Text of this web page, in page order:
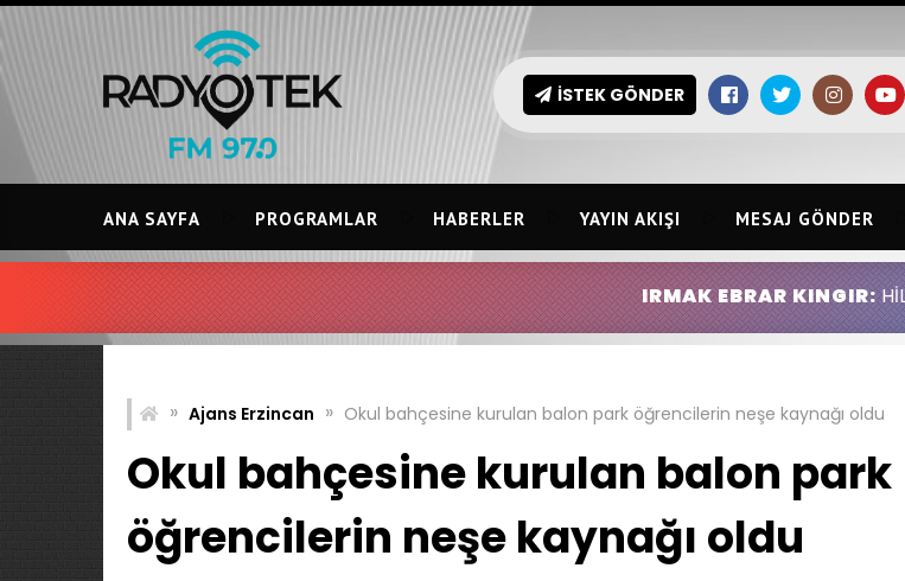
Skip
to
content
İSTEK GÖNDER
ANA SAYFA PROGRAMLAR HABERLER YAYIN AKIŞI MESAJ GÖNDER
IRMAK EBRAR KINGIR: HİLMİ ERSİN KINGIR
» Ajans Erzincan » Okul bahçesine kurulan balon park öğrencilerin neşe kaynağı oldu
Okul bahçesine kurulan balon park
öğrencilerin neşe kaynağı oldu